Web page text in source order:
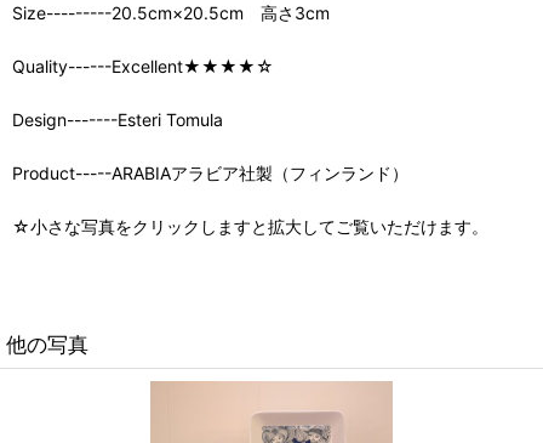
Size---------20.5cm×20.5cm 高さ3cm
Quality------Excellent★★★★☆
Design-------Esteri Tomula
Product-----ARABIAアラビア社製（フィンランド）
☆小さな写真をクリックしますと拡大してご覧いただけます。
他の写真